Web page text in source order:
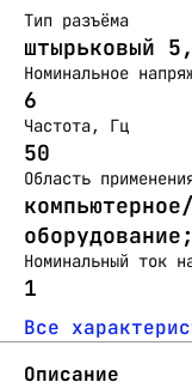
Тип разъёма
штырьковый
Номинальное
6
Частота, Гц
50
Область
Номинальный ток
1
Все
Описание